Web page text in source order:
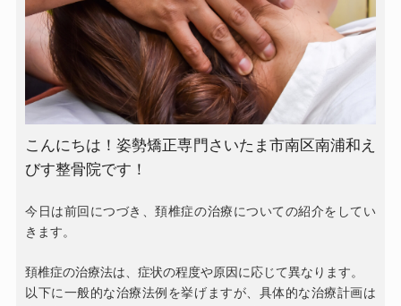
こんにちは！姿勢矯正専門さいたま市南区南浦和え
びす整骨院です！
今日は前回につづき、頚椎症の治療についての紹介をしてい
きます。
頚椎症の治療法は、症状の程度や原因に応じて異なります。
以下に一般的な治療法例を挙げますが、具体的な治療計画は